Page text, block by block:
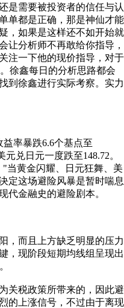
是需要被投资者的信任与认
单都是正确，那是神仙才能
，如果是这样还不如开始就
让分析师不再敢给你指导，
注一下他的现价指导，对于
徐鑫每日的分析思路都会
到徐鑫进行实际考察。实力
率暴跌6.6个基点至
兑日元一度跌至148.72。
当黄金闪耀、日元狂舞、美
定这场避险风暴是暂时喘息
金融史的避险剧本。
而且上方缺乏明显的压力
，现阶段短期均线组呈现出
税政策所带来的，因此避
的上涨信号，不过由于离现